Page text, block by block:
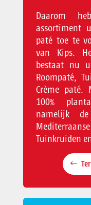
Daarom
assortiment
paté toe te
van Kips.
bestaat nu
Roompaté,
Crème paté.
100%
namelijk
Tuinkruiden